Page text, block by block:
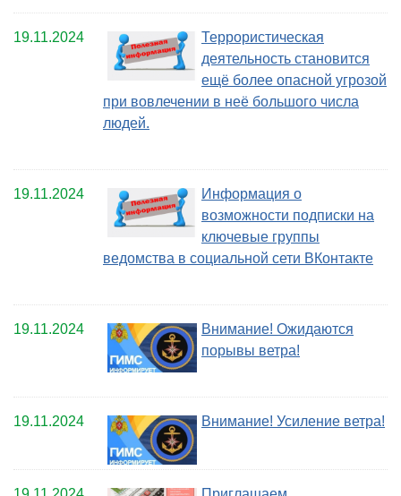
19.11.2024
Террористическая
деятельность становится
ещё более опасной угрозой
при вовлечении в неё большого числа
людей.
19.11.2024
Информация о
возможности подписки на
ключевые группы
ведомства в социальной сети ВКонтакте
19.11.2024
Внимание! Ожидаются
порывы ветра!
19.11.2024 Внимание! Усиление ветра!